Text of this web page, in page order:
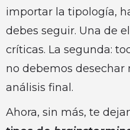
importar la tipología,
debes seguir. Una de
críticas. La segunda:
no debemos desechar
análisis final.
Ahora, sin más, te